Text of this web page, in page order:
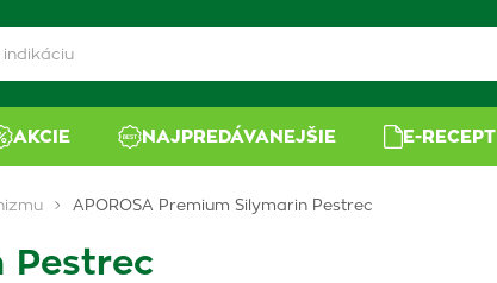
AKCIE NAJPREDÁVANEJŠIE E-RECEPT
APOROSA Premium Silymarin Pestrec
Pestrec